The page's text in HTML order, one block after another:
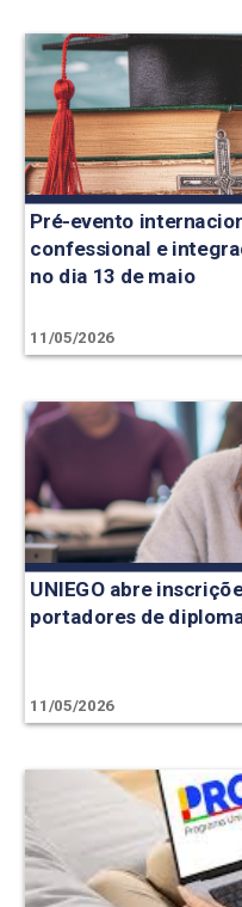
Pré-evento
confessional e
no dia 13 de maio
11/05/2026
UNIEGO abre
portadores de
11/05/2026